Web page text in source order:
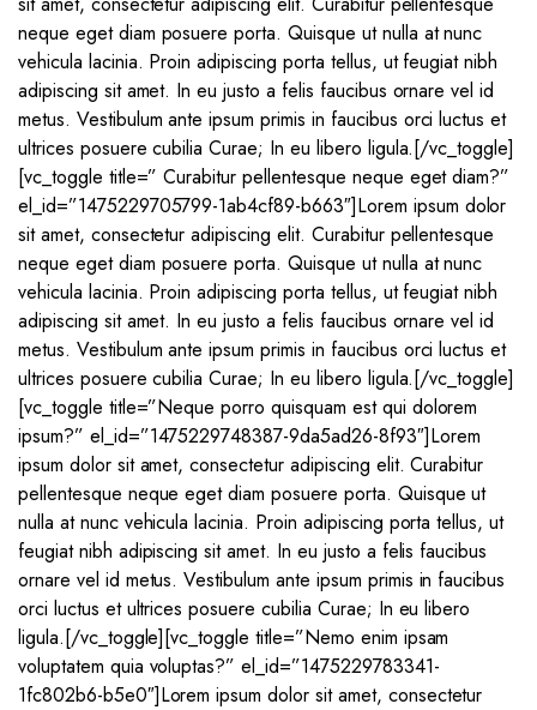
neque eget diam posuere porta. Quisque ut nulla at nunc
vehicula lacinia. Proin adipiscing porta tellus, ut feugiat nibh
adipiscing sit amet. In eu justo a felis faucibus ornare vel id
metus. Vestibulum ante ipsum primis in faucibus orci luctus et
ultrices posuere cubilia Curae; In eu libero ligula.[/vc_toggle]
[vc_toggle title=” Curabitur pellentesque neque eget diam?”
el_id=”1475229705799-1ab4cf89-b663″]Lorem ipsum dolor
sit amet, consectetur adipiscing elit. Curabitur pellentesque
neque eget diam posuere porta. Quisque ut nulla at nunc
vehicula lacinia. Proin adipiscing porta tellus, ut feugiat nibh
adipiscing sit amet. In eu justo a felis faucibus ornare vel id
metus. Vestibulum ante ipsum primis in faucibus orci luctus et
ultrices posuere cubilia Curae; In eu libero ligula.[/vc_toggle]
[vc_toggle title=”Neque porro quisquam est qui dolorem
ipsum?” el_id=”1475229748387-9da5ad26-8f93″]Lorem
ipsum dolor sit amet, consectetur adipiscing elit. Curabitur
pellentesque neque eget diam posuere porta. Quisque ut
nulla at nunc vehicula lacinia. Proin adipiscing porta tellus, ut
feugiat nibh adipiscing sit amet. In eu justo a felis faucibus
ornare vel id metus. Vestibulum ante ipsum primis in faucibus
orci luctus et ultrices posuere cubilia Curae; In eu libero
ligula.[/vc_toggle][vc_toggle title=”Nemo enim ipsam
voluptatem quia voluptas?” el_id=”1475229783341-
1fc802b6-b5e0″]Lorem ipsum dolor sit amet, consectetur